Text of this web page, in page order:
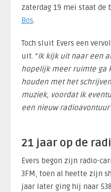
zaterdag 19 mei staat de
Bos.
Toch sluit Evers een
uit. “Ik kijk uit naar een
hopelijk meer ruimte ga
houden met het
muziek, voordat ik
een nieuw
21 jaar op de
Evers begon zijn radio-
3FM, toen al heette zijn
jaar later ging hij naar